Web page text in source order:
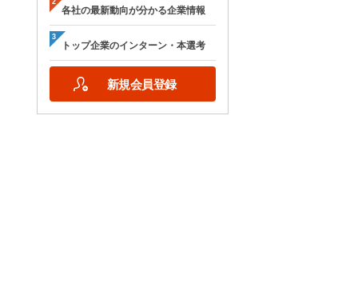
各社の最新動向が分かる企業情報
トップ企業のインターン・本選考
新規会員登録